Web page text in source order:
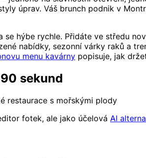
úprav. Váš brunch podnik v
se hýbe rychle. Přidáte ve středu
nabídky, sezonní várky raků a
menu kavárny popisuje, jak
sekund
restaurace s mořskými plody
fotek, ale jako účelová AI